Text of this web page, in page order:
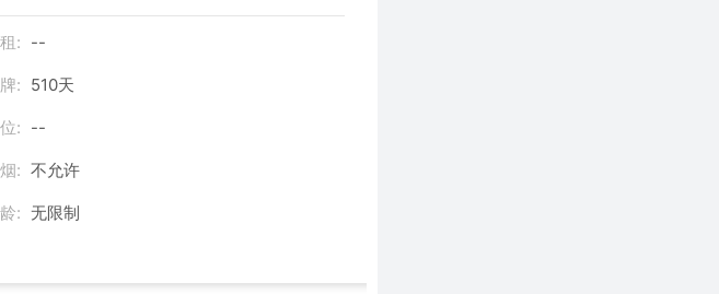
: --
: 510天
: --
: 不允许
: 无限制